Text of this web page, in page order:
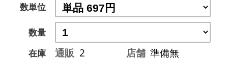
数単位
数量
在庫
通販 2 店舗 準備無